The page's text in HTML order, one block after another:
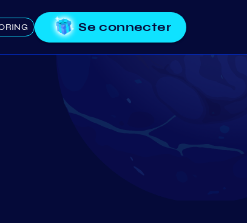
Se connecter